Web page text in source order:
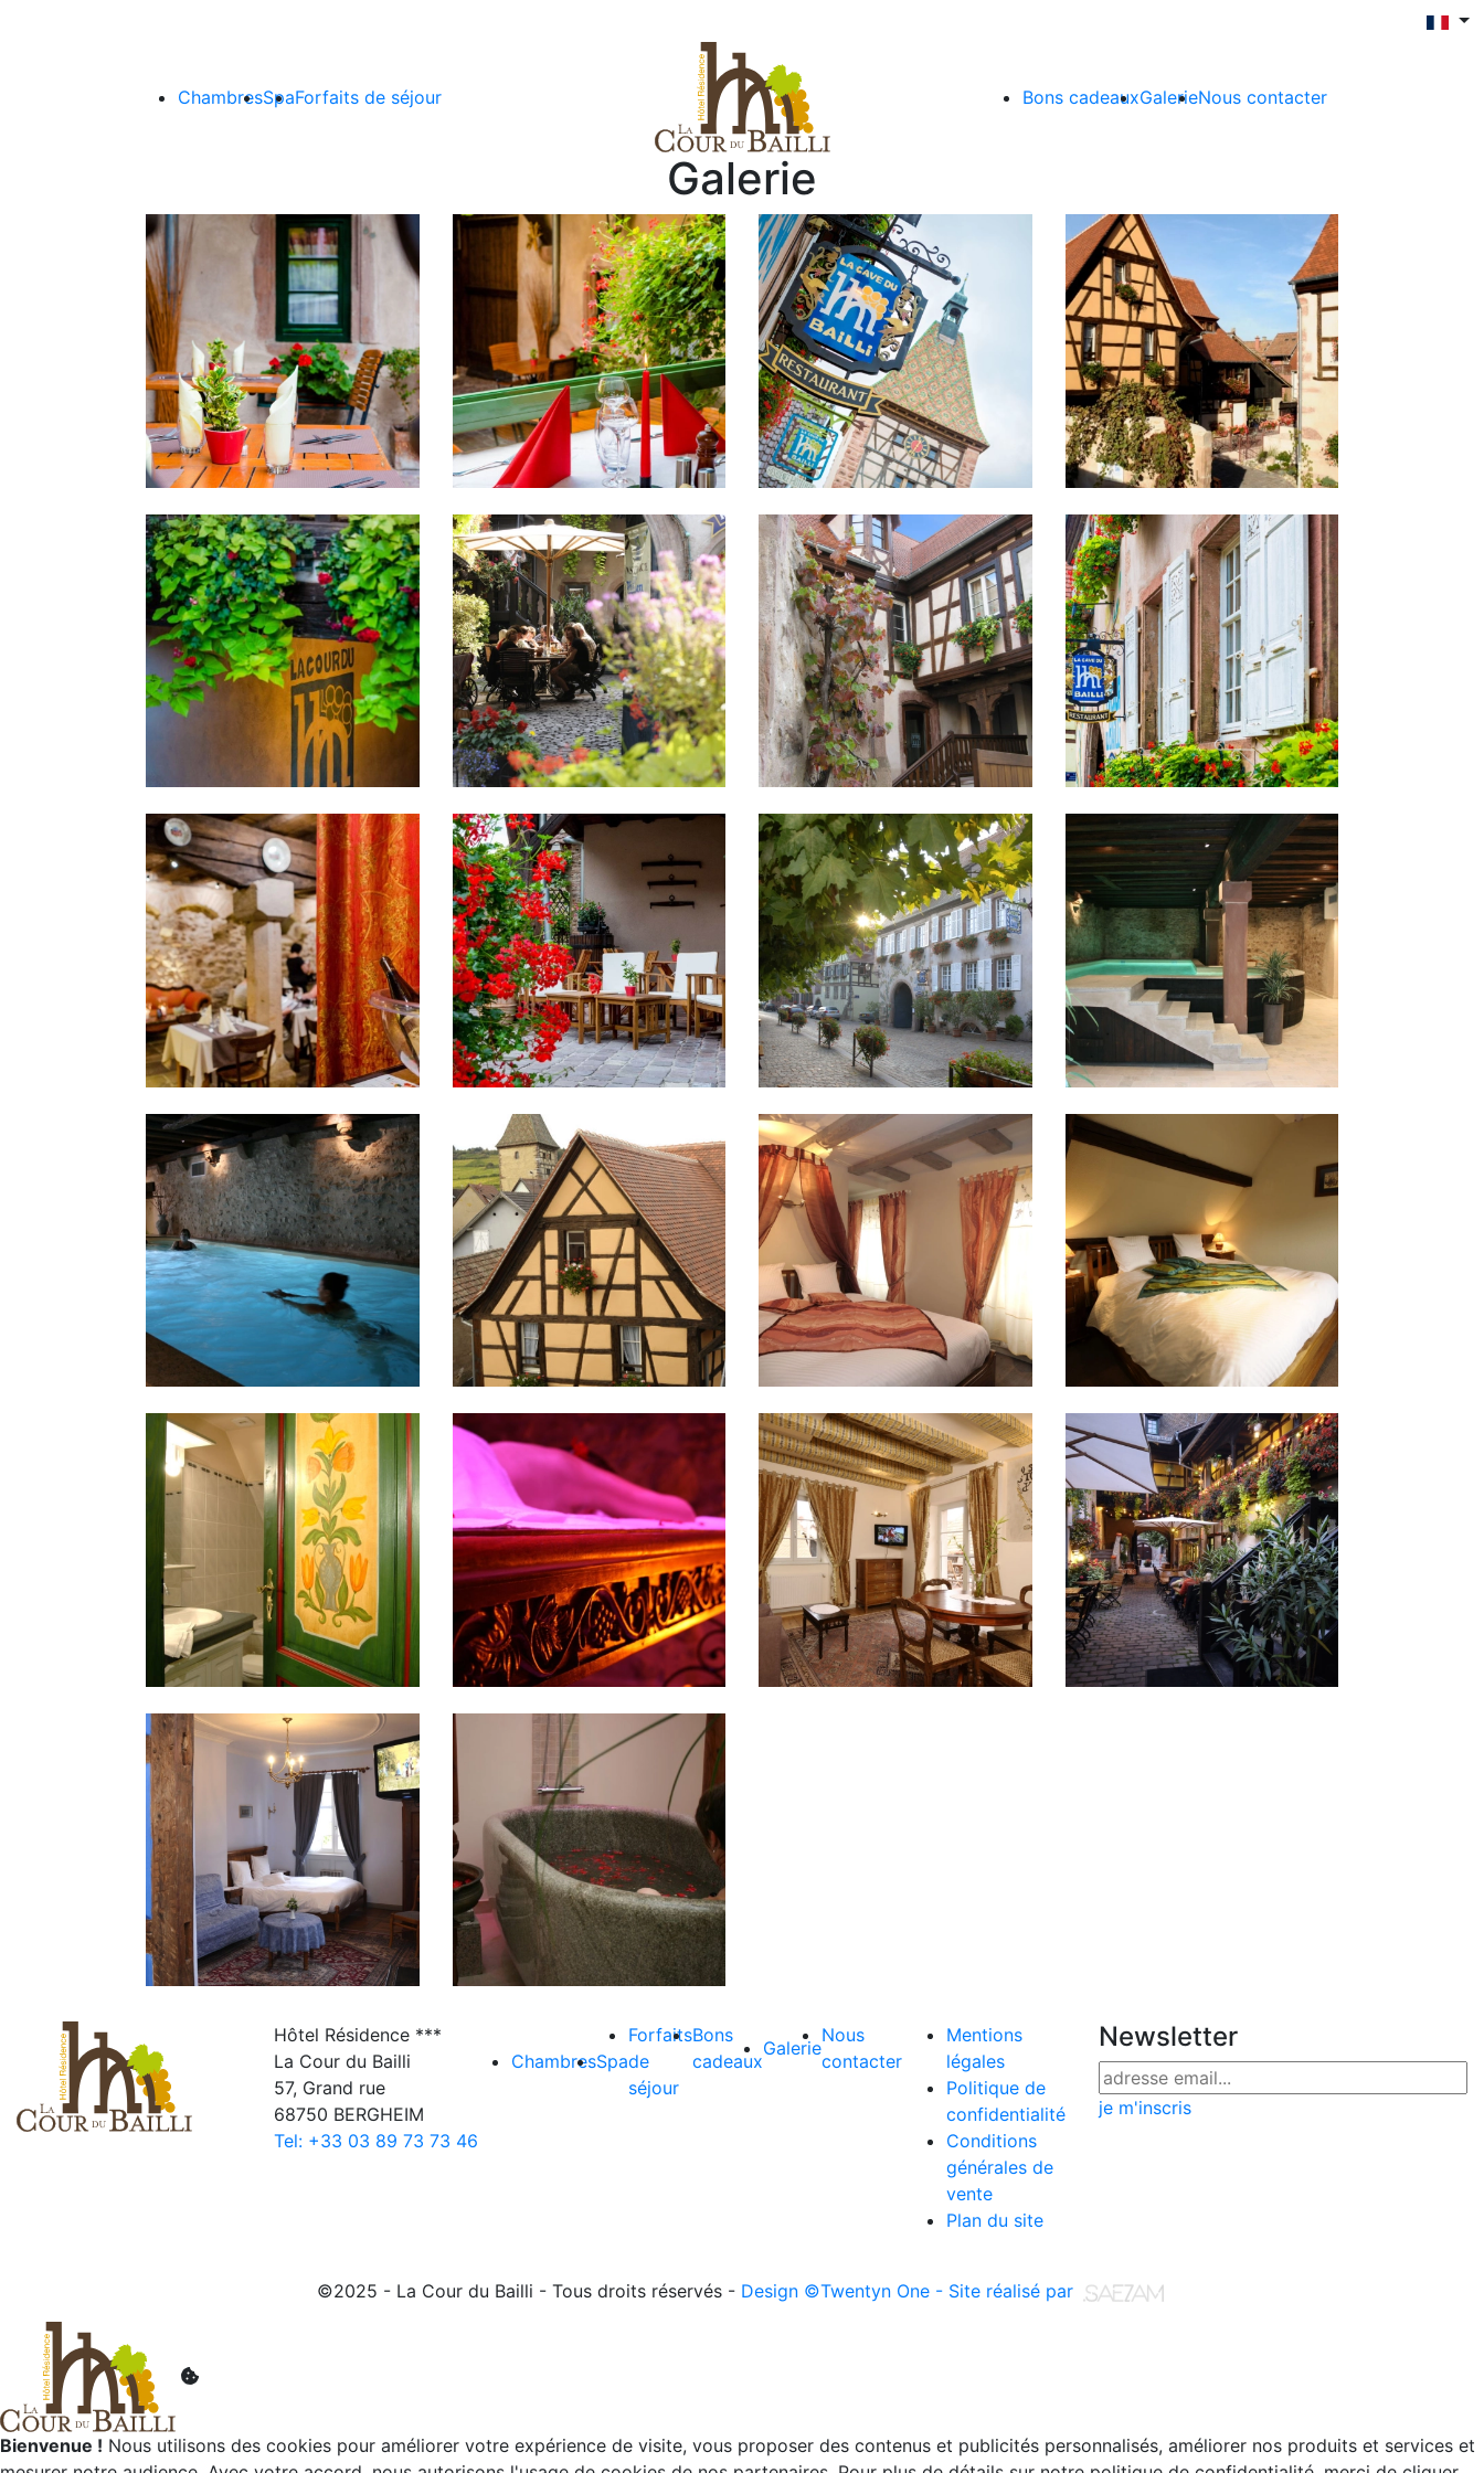
ChambresSpaForfaits de séjour Bons cadeauxGalerieNous contacter
Galerie
Hôtel Résidence ***
La Cour du Bailli
57, Grand rue
68750 BERGHEIM
Tel: +33 03 89 73 73 46
ChambresSpa
Forfaits
de
séjour
Bons
cadeaux
Galerie
Nous
contacter
Mentions
légales
Politique de
confidentialité
Conditions
générales de
vente
Plan du site
Newsletter
je m'inscris
©2025 - La Cour du Bailli - Tous droits réservés - Design ©Twentyn One - Site réalisé par
Bienvenue ! Nous utilisons des cookies pour améliorer votre expérience de visite, vous proposer des contenus et publicités personnalisés, améliorer nos produits et services et